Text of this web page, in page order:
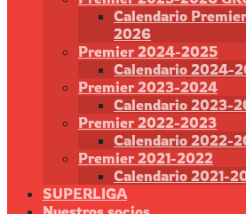
Calendario
2026
Premier 2024-2025
Calendario 2024-
Premier 2023-2024
Calendario 2023-
Premier 2022-2023
Calendario 2022-
Premier 2021-2022
Calendario 2021-
SUPERLIGA